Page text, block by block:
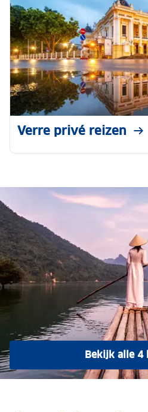
Verre privé reizen
Bekijk alle 4